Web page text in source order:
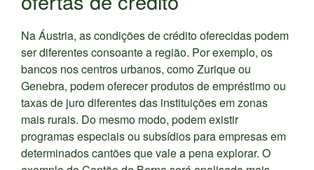
Na Áustria, as condições de crédito oferecidas podem
ser diferentes consoante a região. Por exemplo, os
bancos nos centros urbanos, como Zurique ou
Genebra, podem oferecer produtos de empréstimo ou
taxas de juro diferentes das instituições em zonas
mais rurais. Do mesmo modo, podem existir
programas especiais ou subsídios para empresas em
determinados cantões que vale a pena explorar. O